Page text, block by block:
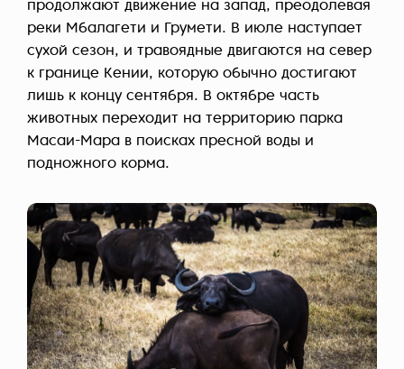
продолжают движение на запад, преодолевая
реки Мбалагети и Грумети. В июле наступает
сухой сезон, и травоядные двигаются на север
к границе Кении, которую обычно достигают
лишь к концу сентября. В октябре часть
животных переходит на территорию парка
Масаи-Мара в поисках пресной воды и
подножного корма.